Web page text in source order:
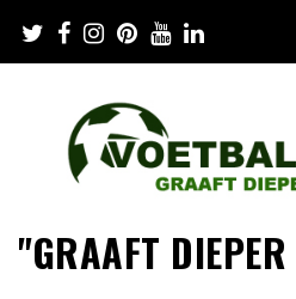
content
"GRAAFT